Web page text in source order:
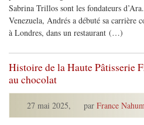
Sabrina Trillos sont les fondateurs
Venezuela, Andrés a débuté sa carrière
à Londres, dans un restaurant (…)
Histoire de la Haute Pâtisserie
au chocolat
27 mai 2025, par France